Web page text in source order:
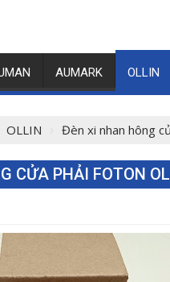
AUMARK OLLIN
OLLIN Đèn xi nhan hông
CỬA PHẢI FOTON